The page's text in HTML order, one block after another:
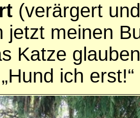
(verärgert
jetzt meinen
Katze
„Hund ich erst!“